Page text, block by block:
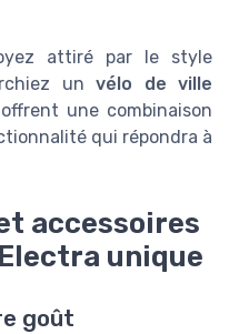
attiré par le style
un vélo de ville
une combinaison
qui répondra à
accessoires
unique
goût